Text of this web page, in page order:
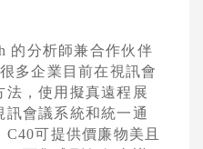
的分析師兼合作伙伴
很多企業目前在視訊會
法，使用擬真遠程展
訊會議系統和統一通
C40可提供價廉物美且